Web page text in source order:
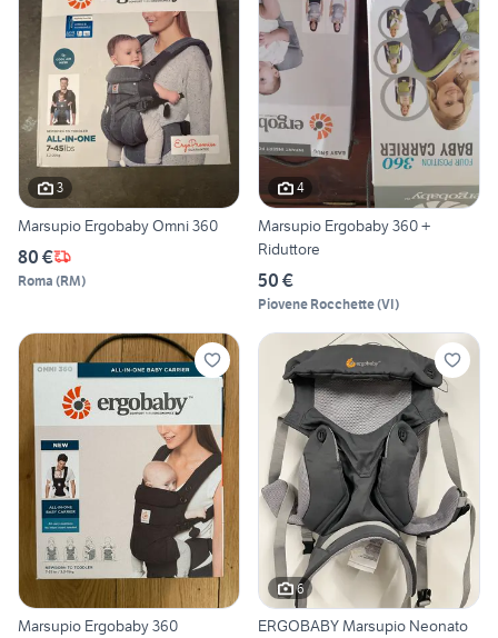
3
Marsupio Ergobaby Omni 360
80 €
Roma (RM)
4
Marsupio Ergobaby 360 +
Riduttore
50 €
Piovene Rocchette(VI)
Marsupio Ergobaby 360
6
ERGOBABY Marsupio Neonato